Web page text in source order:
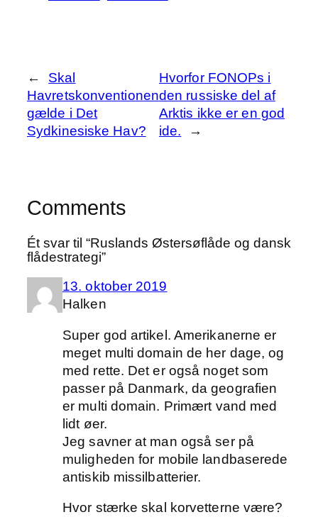
←
Skal
Havretskonventionen
gælde i Det
Sydkinesiske Hav?
Hvorfor FONOPs i
den russiske del af
Arktis ikke er en god
ide.
→
Comments
Ét svar til “Ruslands Østersøflåde og dansk
flådestrategi”
13. oktober 2019
Halken
Super god artikel. Amerikanerne er
meget multi domain de her dage, og
med rette. Det er også noget som
passer på Danmark, da geografien
er multi domain. Primært vand med
lidt øer.
Jeg savner at man også ser på
muligheden for mobile landbaserede
antiskib missilbatterier.
Hvor stærke skal korvetterne være?